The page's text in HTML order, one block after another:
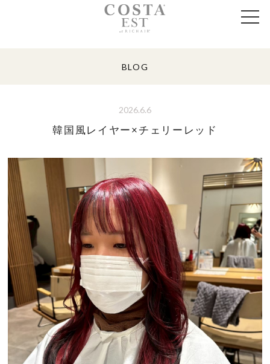
BLOG
2026.6.6
韓国風レイヤー×チェリーレッド